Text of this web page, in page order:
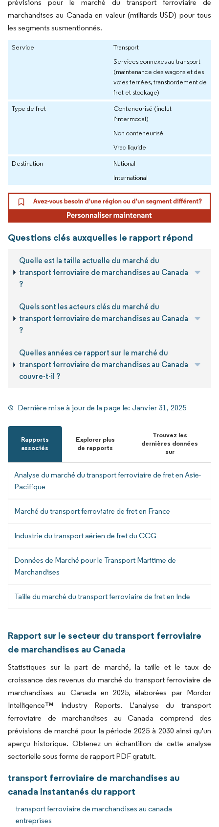
prévisions pour le marché du transport ferroviaire de
marchandises au Canada en valeur (milliards USD) pour tous
les segments susmentionnés.
Service
Transport
Services connexes au transport
(maintenance des wagons et des
voies ferrées, transbordement de
fret et stockage)
Type de fret
Conteneurisé (inclut
l'intermodal)
Non conteneurisé
Vrac liquide
Destination
National
International
Questions clés auxquelles le rapport répond
Quelle est la taille actuelle du marché du
transport ferroviaire de marchandises au Canada
?
Quels sont les acteurs clés du marché du
transport ferroviaire de marchandises au Canada
?
Quelles années ce rapport sur le marché du
transport ferroviaire de marchandises au Canada
couvre-t-il ?
Dernière mise à jour de la page le: Janvier 31, 2025
Rapports
associés
Explorer plus
de rapports
Trouvez les
dernières données
sur
Analyse du marché du transport ferroviaire de fret en Asie-
Pacifique
Marché du transport ferroviaire de fret en France
Industrie du transport aérien de fret du CCG
Données de Marché pour le Transport Maritime de
Marchandises
Taille du marché du transport ferroviaire de fret en Inde
Rapport sur le secteur du transport ferroviaire
de marchandises au Canada
Statistiques sur la part de marché, la taille et le taux de
croissance des revenus du marché du transport ferroviaire de
marchandises au Canada en 2025, élaborées par Mordor
Intelligence™ Industry Reports. L'analyse du transport
ferroviaire de marchandises au Canada comprend des
prévisions de marché pour la période 2025 à 2030 ainsi qu'un
aperçu historique. Obtenez un échantillon de cette analyse
sectorielle sous forme de rapport PDF gratuit.
transport ferroviaire de marchandises au
canada Instantanés du rapport
transport ferroviaire de marchandises au canada
entreprises